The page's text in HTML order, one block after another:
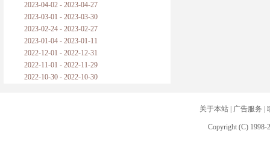
2023-04-02 - 2023-04-27
2023-03-01 - 2023-03-30
2023-02-24 - 2023-02-27
2023-01-04 - 2023-01-11
2022-12-01 - 2022-12-31
2022-11-01 - 2022-11-29
2022-10-30 - 2022-10-30
关于本站| 广告服务
Copyright (C) 1998-